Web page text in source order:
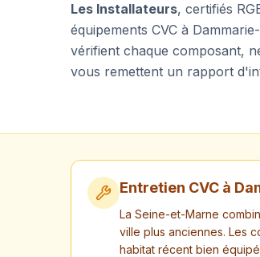
Les Installateurs, certifiés
équipements CVC à
vérifient chaque composant,
vous remettent un rapport
Entretien CVC à
La Seine-et-Marne
ville plus anciennes. Les
habitat récent bien